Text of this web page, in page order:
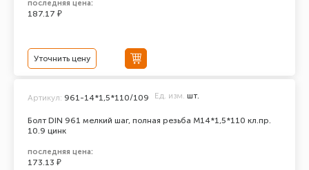
последняя цена:
187.17 ₽
Уточнить цену
Болт DIN 961 мелкий шаг, полная резьба M14*1,5*110 кл.пр.
10.9 цинк
Артикул: 961-14*1,5*110/109 Ед. изм. шт.
последняя цена:
173.13 ₽